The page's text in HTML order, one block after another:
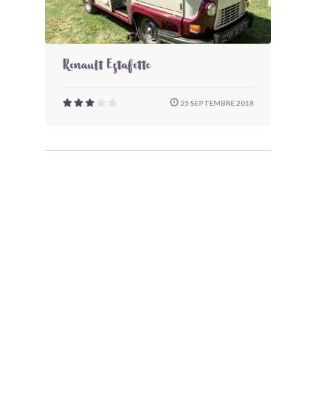
Renault Estafette
25 SEPTEMBRE 2018